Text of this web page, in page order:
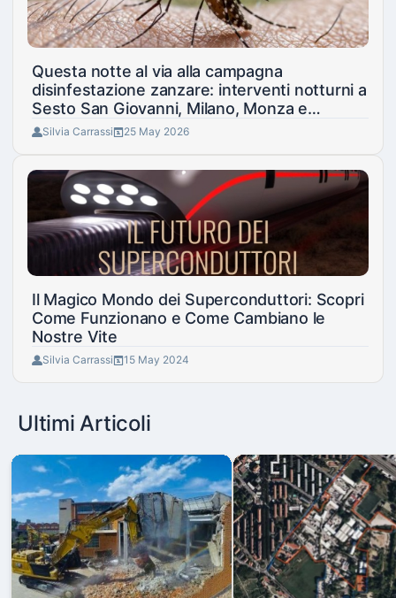
Questa notte al via alla campagna
disinfestazione zanzare: interventi notturni a
Sesto San Giovanni, Milano, Monza e
Cinisello Balsamo
Silvia Carrassi 25 May 2026
Il Magico Mondo dei Superconduttori: Scopri
Come Funzionano e Come Cambiano le
Nostre Vite
Silvia Carrassi 15 May 2024
Ultimi Articoli